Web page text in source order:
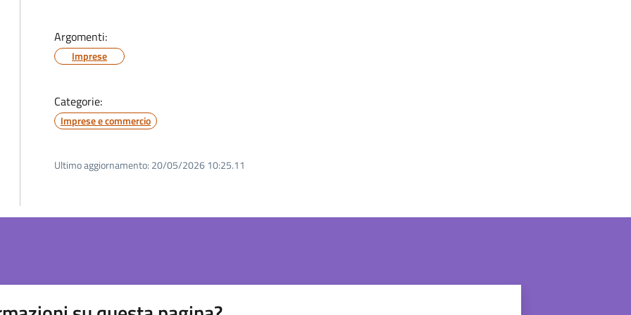
Argomenti:
Imprese
Categorie:
Imprese e commercio
Ultimo aggiornamento: 20/05/2026 10:25.11